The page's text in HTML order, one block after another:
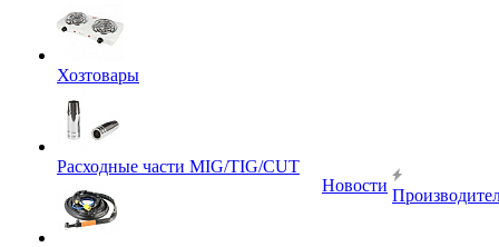
Хозтовары
Расходные части MIG/TIG/CUT
Новости